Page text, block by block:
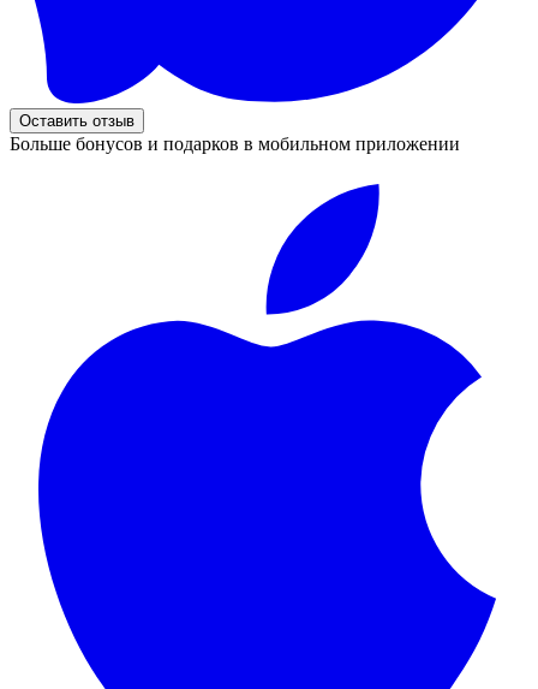
Оставить отзыв
Больше бонусов и подарков в мобильном приложении